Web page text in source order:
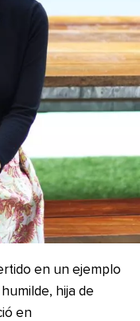
en un ejemplo
hija de
en